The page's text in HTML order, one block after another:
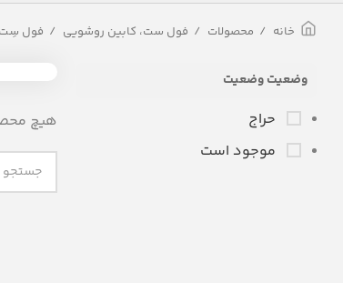
خانه محصولات فول ست، کابین روشویی فول سِت
وضعیت وضعیت
حراج
موجود است
هیچ